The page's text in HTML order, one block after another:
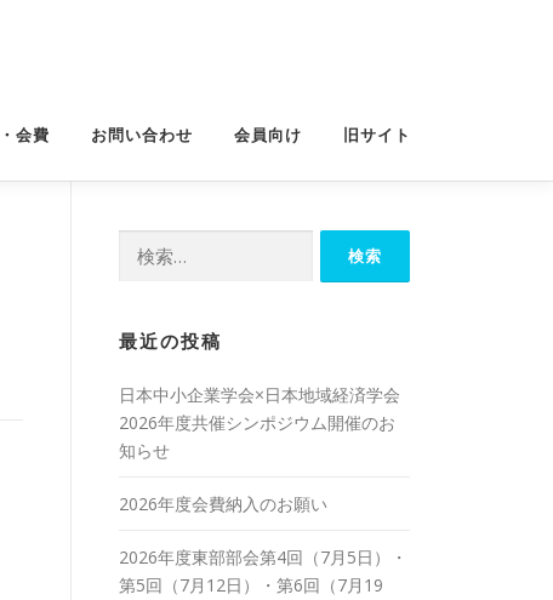
会費 お問い合わせ 会員向け 旧サイト
最近の投稿
日本中小企業学会×日本地域経済学会
2026年度共催シンポジウム開催のお
知らせ
2026年度会費納入のお願い
2026年度東部部会第4回（7月5日）・
第5回（7月12日）・第6回（7月19